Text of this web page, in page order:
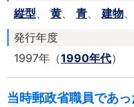
縦型
黄 青 建物
発行年度
1997年（1990年代）
当時郵政省職員であ